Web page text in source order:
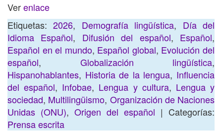
Verenlace
Etiquetas:2026, Demografía lingüística, Día del
Idioma Español, Difusión del español, Español,
Español en el mundo, Español global, Evolución del
español, Globalización lingüística,
Hispanohablantes, Historia de la lengua, Influencia
del español, Infobae, Lengua y cultura, Lengua y
sociedad, Multilingüismo, Organización de Naciones
Unidas (ONU), Origen del español | Categorías:
Prensa escrita